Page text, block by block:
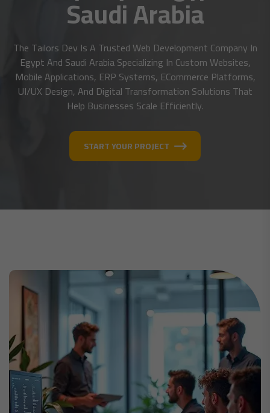
Saudi Arabia
The Tailors Dev Is A Trusted Web Development Company In
Egypt And Saudi Arabia Specializing In Custom Websites,
Mobile Applications, ERP Systems, ECommerce Platforms,
UI/UX Design, And Digital Transformation Solutions That
Help Businesses Scale Efficiently.
START YOUR PROJECT